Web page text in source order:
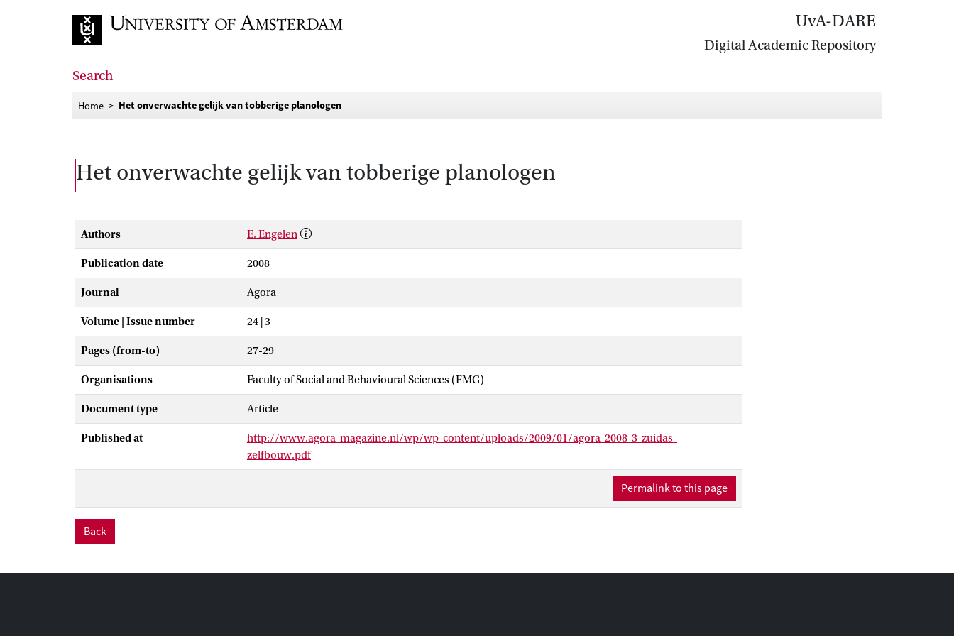
UvA-DARE
Digital Academic Repository
Search
Home Het onverwachte gelijk van tobberige planologen
Het onverwachte gelijk van tobberige planologen
Authors E. Engelen
Publication date 2008
Journal Agora
Volume | Issue number 24 | 3
Pages (from-to) 27-29
Organisations Faculty of Social and Behavioural Sciences (FMG)
Document type Article
Published at
http://www.agora-magazine.nl/wp/wp-content/uploads/2009/01/agora-2008-3-zuidas-
zelfbouw.pdf
Permalink to this page
Back